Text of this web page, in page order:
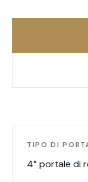
TIPO DI
4° portale di